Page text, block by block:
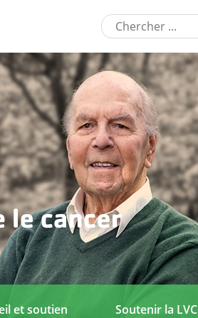
et soutien Soutenir la LVC